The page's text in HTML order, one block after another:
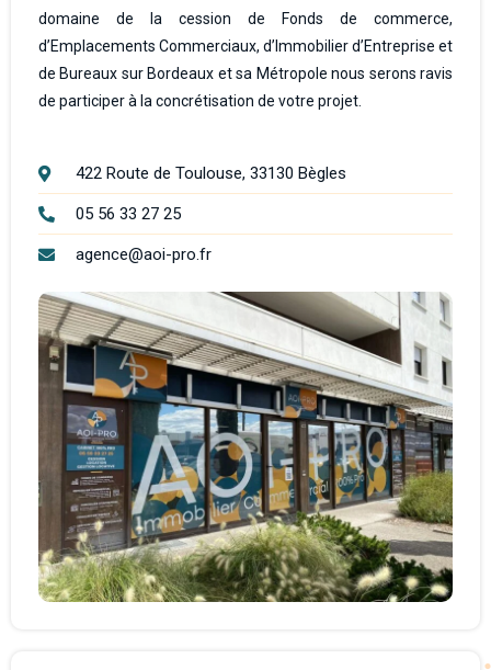
domaine de la cession de Fonds de commerce,
d’Emplacements Commerciaux, d’Immobilier d’Entreprise et
de Bureaux sur Bordeaux et sa Métropole nous serons ravis
de participer à la concrétisation de votre projet.
422 Route de Toulouse, 33130 Bègles
05 56 33 27 25
agence@aoi-pro.fr